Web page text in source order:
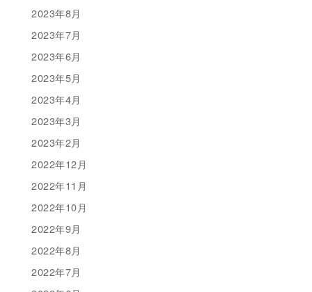
2023年8月
2023年7月
2023年6月
2023年5月
2023年4月
2023年3月
2023年2月
2022年12月
2022年11月
2022年10月
2022年9月
2022年8月
2022年7月